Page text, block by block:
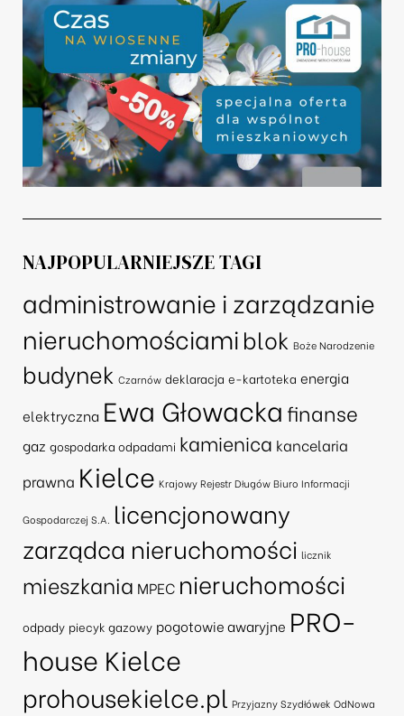
NAJPOPULARNIEJSZE TAGI
administrowanie i zarządzanie
nieruchomościamiblok Boże Narodzenie
budynek Czarnów deklaracja e-kartoteka energia
elektryczna Ewa Głowacka finanse
gaz gospodarka odpadami kamienica kancelaria
prawna Kielce Krajowy Rejestr Długów Biuro Informacji
Gospodarczej S.A.
licencjonowany
zarządca nieruchomości licznik
mieszkania MPEC nieruchomości
odpady piecyk gazowy pogotowie awaryjne PRO-
house Kielce
prohousekielce.pl Przyjazny Szydłówek OdNowa